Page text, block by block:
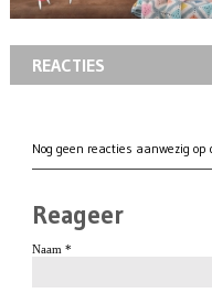
REACTIES
Nog geen reacties aanwezig
Reageer
Naam *